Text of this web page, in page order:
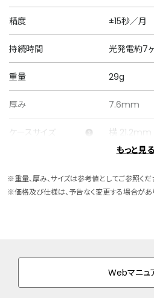
精度 ±15秒／月
持続時間 光発電約7
重量 29g
厚み 7.6mm
ケースサイズ 横 21.2mm
ケース表面処理
デュラテクト
135～
もっと見る
※重量、厚み、サイズは参考値としてご参照くだ
※価格及び仕様は、予告なく変更する場合があ
Webマニュ